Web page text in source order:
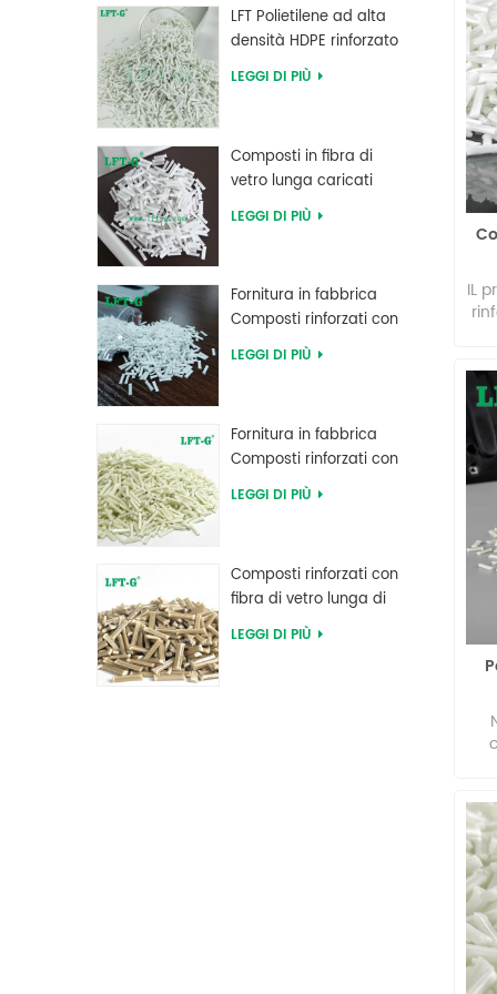
LFT Polietilene ad alta
densità HDPE rinforzato
con fibra di vetro lunga
LEGGI DI PIÙ
Composti in fibra di
vetro lunga caricati
MXD 6 ad alta
LEGGI DI PIÙ
Fornitura in fabbrica
Composti rinforzati con
fibra di vetro lunga PBT
LEGGI DI PIÙ
Fornitura in fabbrica
Composti rinforzati con
fibra di vetro lunga PPA
LEGGI DI PIÙ
Composti rinforzati con
fibra di vetro lunga di
polifenilene solfuro PPS
LEGGI DI PIÙ
IL